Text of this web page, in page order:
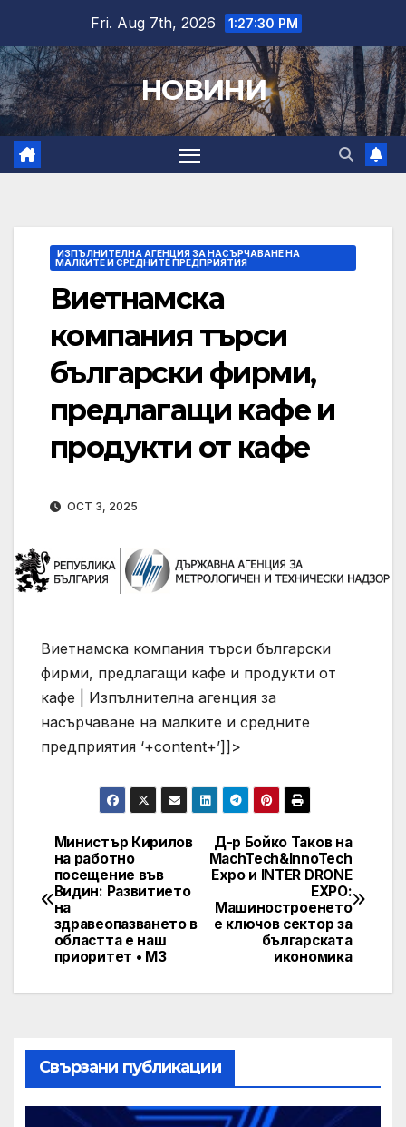
content
Fri. Aug 7th, 2026 1:27:31 PM
НОВИНИ
ИЗПЪЛНИТЕЛНА АГЕНЦИЯ ЗА НАСЪРЧАВАНЕ НА
МАЛКИТЕ И СРЕДНИТЕ ПРЕДПРИЯТИЯ
Виетнамска
компания търси
български фирми,
предлагащи кафе и
продукти от кафе
OCT 3, 2025
Виетнамска компания търси български
фирми, предлагащи кафе и продукти от
кафе | Изпълнителна агенция за
насърчаване на малките и средните
предприятия ‘+content+’]]>
Post
navigation
Д-р Бойко Таков на
MachTech&InnoTech
Expo и INTER DRONE
EXPO:
Машиностроенето
е ключов сектор за
българската
икономика
Министър Кирилов
на работно
посещение във
Видин: Развитието
на
здравеопазването в
областта е наш
приоритет • МЗ
Свързани публикации